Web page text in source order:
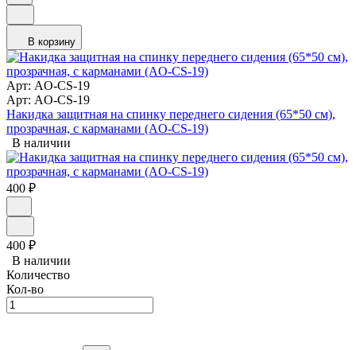
В корзину
Арт: AO-CS-19
Арт: AO-CS-19
Накидка защитная на спинку переднего сидения (65*50 см),
прозрачная, с карманами (AO-CS-19)
В наличии
400 ₽
400 ₽
В наличии
Количество
Кол-во